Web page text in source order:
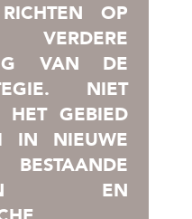
OP
VAN DE
NIET
GEBIED
IN NIEUWE
EN